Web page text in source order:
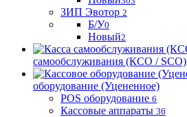
ЗИП Эвотор 2
Б/У0
Новый2
самообслуживания (КСО / SCO)
оборудование (Уцененное)
POS оборудование 6
Кассовые аппараты 36